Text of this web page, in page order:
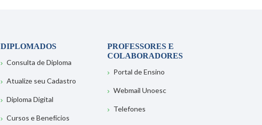
DIPLOMADOS
Consulta de Diploma
Atualize seu Cadastro
Diploma Digital
Cursos e Benefícios
PROFESSORES E
COLABORADORES
Portal de Ensino
Webmail Unoesc
Telefones